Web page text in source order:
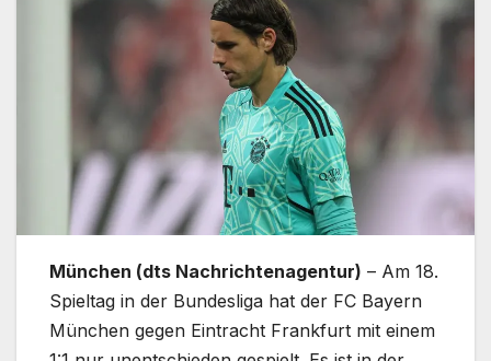
München (dts Nachrichtenagentur) – Am 18.
Spieltag in der Bundesliga hat der FC Bayern
München gegen Eintracht Frankfurt mit einem